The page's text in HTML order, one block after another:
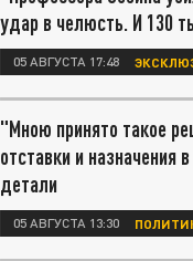
удар в челюсть. И 130
05 АВГУСТА 17:48
"Мною принято такое
отставки и назначения
детали
05 АВГУСТА 13:30